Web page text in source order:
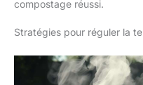
compostage réussi.
Stratégies pour réguler la